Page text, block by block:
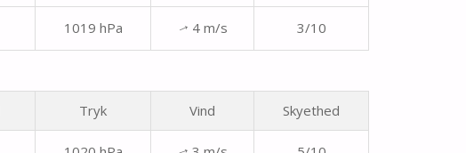
1019 hPa ↑4 m/s 3/10
Tryk Vind Skyethed